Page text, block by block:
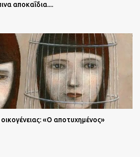
αποκαΐδια....
«Ο αποτυχημένος»